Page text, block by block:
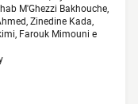
M'Ghezzi Bakhouche,
Zinedine Kada,
Farouk Mimouni e